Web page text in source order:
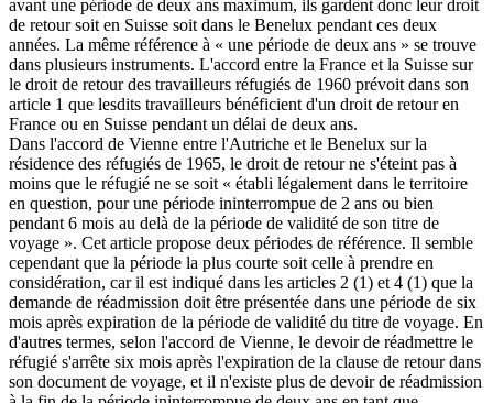
avant une période de deux ans maximum, ils gardent donc leur droit
de retour soit en Suisse soit dans le Benelux pendant ces deux
années. La même référence à « une période de deux ans » se trouve
dans plusieurs instruments. L'accord entre la France et la Suisse sur
le droit de retour des travailleurs réfugiés de 1960 prévoit dans son
article 1 que lesdits travailleurs bénéficient d'un droit de retour en
France ou en Suisse pendant un délai de deux ans.
Dans l'accord de Vienne entre l'Autriche et le Benelux sur la
résidence des réfugiés de 1965, le droit de retour ne s'éteint pas à
moins que le réfugié ne se soit « établi légalement dans le territoire
en question, pour une période ininterrompue de 2 ans ou bien
pendant 6 mois au delà de la période de validité de son titre de
voyage ». Cet article propose deux périodes de référence. Il semble
cependant que la période la plus courte soit celle à prendre en
considération, car il est indiqué dans les articles 2 (1) et 4 (1) que la
demande de réadmission doit être présentée dans une période de six
mois après expiration de la période de validité du titre de voyage. En
d'autres termes, selon l'accord de Vienne, le devoir de réadmettre le
réfugié s'arrête six mois après l'expiration de la clause de retour dans
son document de voyage, et il n'existe plus de devoir de réadmission